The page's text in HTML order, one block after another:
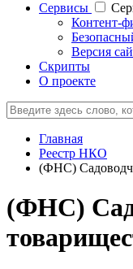
Cервисы
Контент-
Версия
Скрипты
О проекте
Главная
Реестр НКО
(ФНС)
(ФНС)